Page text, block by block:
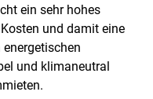
ein sehr hohes
und damit eine
und klimaneutral